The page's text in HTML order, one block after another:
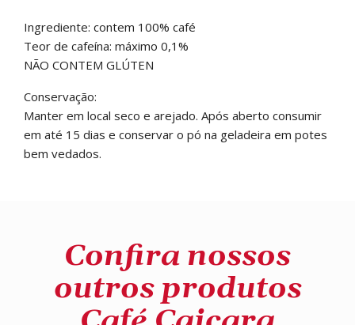
Ingrediente: contem 100% café
Teor de cafeína: máximo 0,1%
NÃO CONTEM GLÚTEN
Conservação:
Manter em local seco e arejado. Após aberto consumir
em até 15 dias e conservar o pó na geladeira em potes
bem vedados.
Confira nossos
outros produtos